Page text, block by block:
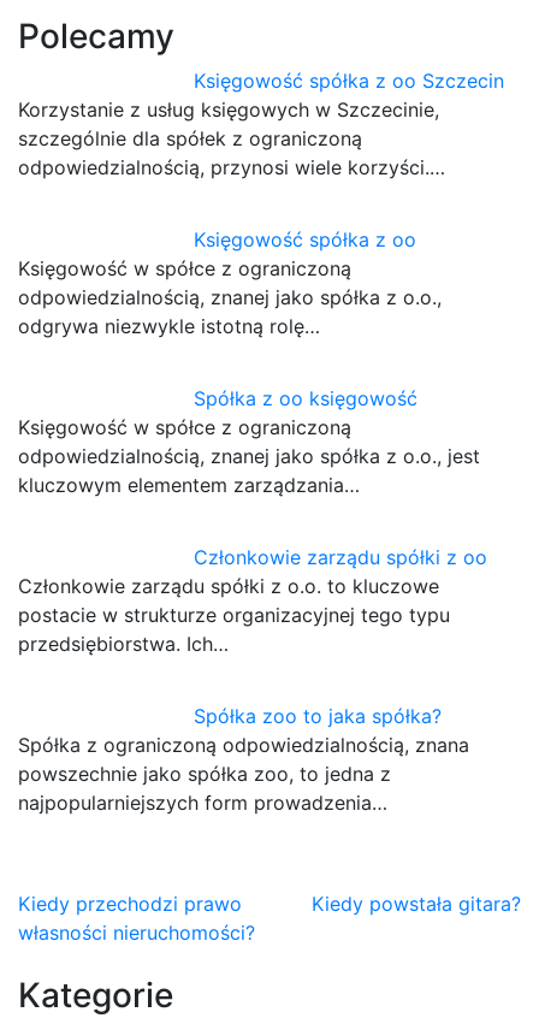
Polecamy
Księgowość spółka z oo Szczecin
Korzystanie z usług księgowych w Szczecinie,
szczególnie dla spółek z ograniczoną
odpowiedzialnością, przynosi wiele korzyści.…
Księgowość spółka z oo
Księgowość w spółce z ograniczoną
odpowiedzialnością, znanej jako spółka z o.o.,
odgrywa niezwykle istotną rolę…
Spółka z oo księgowość
Księgowość w spółce z ograniczoną
odpowiedzialnością, znanej jako spółka z o.o., jest
kluczowym elementem zarządzania…
Członkowie zarządu spółki z oo
Członkowie zarządu spółki z o.o. to kluczowe
postacie w strukturze organizacyjnej tego typu
przedsiębiorstwa. Ich…
Spółka zoo to jaka spółka?
Spółka z ograniczoną odpowiedzialnością, znana
powszechnie jako spółka zoo, to jedna z
najpopularniejszych form prowadzenia…
Nawigacja
wpisu
Kiedy przechodzi prawo
własności nieruchomości?
Kiedy powstała gitara?
Kategorie